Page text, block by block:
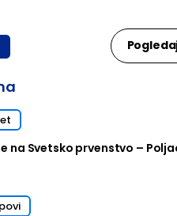
na Svetsko prvenstvo –